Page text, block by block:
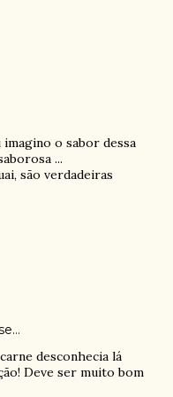
o sabor dessa
...
são verdadeiras
desconhecia lá
Deve ser muito bom